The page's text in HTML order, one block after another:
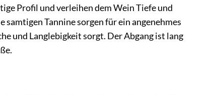
Profil und verleihen dem Wein Tiefe und
Tannine sorgen für ein angenehmes
und Langlebigkeit sorgt. Der Abgang ist lang